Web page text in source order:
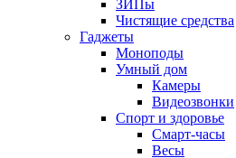
ЗИПы
Чистящие средства
Гаджеты
Моноподы
Умный дом
Камеры
Видеозвонки
Спорт и здоровье
Смарт-часы
Весы